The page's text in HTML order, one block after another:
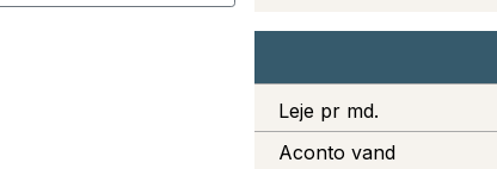
Leje pr md.
Aconto vand